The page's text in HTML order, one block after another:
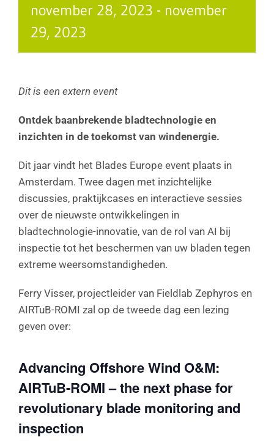
november 28, 2023 - november
29, 2023
Dit is een extern event
Ontdek baanbrekende bladtechnologie en
inzichten in de toekomst van windenergie.
Dit jaar vindt het Blades Europe event plaats in
Amsterdam. Twee dagen met inzichtelijke
discussies, praktijkcases en interactieve sessies
over de nieuwste ontwikkelingen in
bladtechnologie-innovatie, van de rol van AI bij
inspectie tot het beschermen van uw bladen tegen
extreme weersomstandigheden.
Ferry Visser, projectleider van Fieldlab Zephyros en
AIRTuB-ROMI zal op de tweede dag een lezing
geven over:
Advancing Offshore Wind O&M:
AIRTuB-ROMI – the next phase for
revolutionary blade monitoring and
inspection